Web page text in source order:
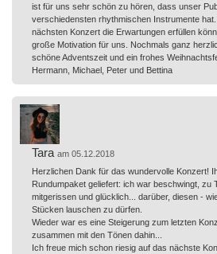
ist für uns sehr schön zu hören, dass unser
verschiedensten rhythmischen Instrumente
nächsten Konzert die Erwartungen erfüllen
große Motivation für uns. Nochmals ganz
schöne Adventszeit und ein frohes
Hermann, Michael, Peter und Bettina
Tara am 05.12.2018
Herzlichen Dank für das wundervolle Konzert!
Rundumpaket geliefert: ich war beschwingt, zu
mitgerissen und glücklich... darüber, diesen -
Stücken lauschen zu dürfen.
Wieder war es eine Steigerung zum letzten
zusammen mit den Tönen dahin...
Ich freue mich schon riesig auf das nächste